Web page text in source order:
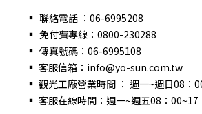
▪ 聯絡電話 ：06-6995208
▪ 免付費專線：0800-230288
▪ 傳真號碼：06-6995108
▪ 客服信箱：info@yo-sun.com.tw
▪ 觀光工廠營業時間 ： 週一~週日08：
▪ 客服在線時間：週一~週五08：00~17